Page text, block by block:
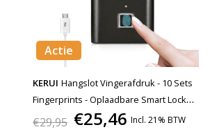
Actie
KERUI Hangslot Vingerafdruk - 10 Sets
Fingerprints - Oplaadbare Smart Lock
Vingerscan Fietsslot IP65 Waterdicht Ketting
€29,95 €25,46 Incl. 21% BTW